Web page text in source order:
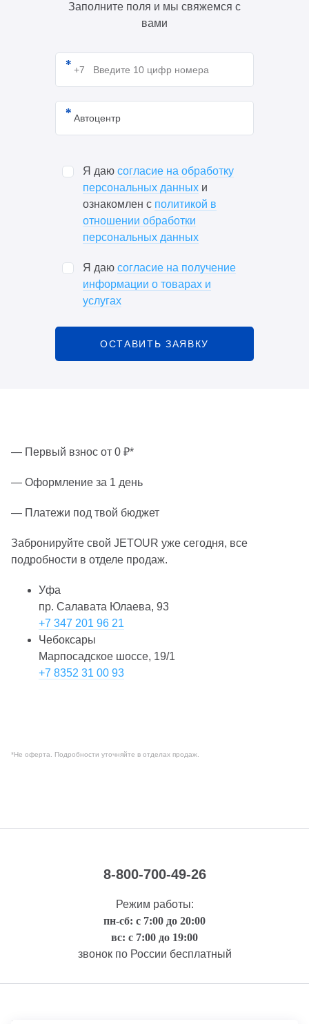
Заполните поля и мы свяжемся с
вами
Я даю согласие на обработку
персональных данных и
ознакомлен с политикой в
отношении обработки
персональных данных
Я даю согласие на получение
информации о товарах и
услугах
ОСТАВИТЬ ЗАЯВКУ
— Первый взнос от 0 ₽*
— Оформление за 1 день
— Платежи под твой бюджет
Забронируйте свой JETOUR уже сегодня, все
подробности в отделе продаж.
Уфа
пр. Салавата Юлаева, 93
+7 347 201 96 21
Чебоксары
Марпосадское шоссе, 19/1
+7 8352 31 00 93
*Не оферта. Подробности уточняйте в отделах продаж.
8-800-700-49-26
Режим работы:
пн-сб: с 7:00 до 20:00
вс: с 7:00 до 19:00
звонок по России бесплатный